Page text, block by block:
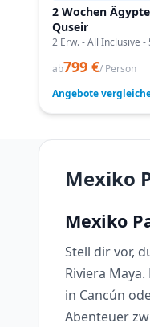
2 Wochen
Quseir
2 Erw. - All Inclusive -
ab799 €/ Person
Angebote
Mexiko
Mexiko
Stell dir vor,
Riviera
in Cancún
Abenteuer